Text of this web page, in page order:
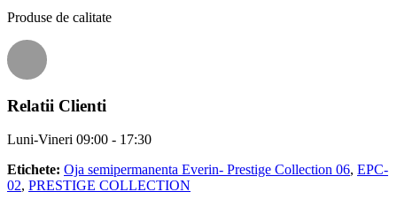
Produse de calitate
Relatii Clienti
Luni-Vineri 09:00 - 17:30
Etichete: Oja semipermanenta Everin- Prestige Collection 06, EPC-
02, PRESTIGE COLLECTION